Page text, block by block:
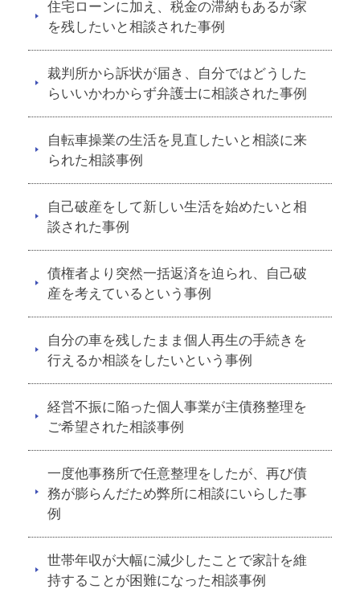
住宅ローンに加え、税金の滞納もあるが家
を残したいと相談された事例
裁判所から訴状が届き、自分ではどうした
らいいかわからず弁護士に相談された事例
自転車操業の生活を見直したいと相談に来
られた相談事例
自己破産をして新しい生活を始めたいと相
談された事例
債権者より突然一括返済を迫られ、自己破
産を考えているという事例
自分の車を残したまま個人再生の手続きを
行えるか相談をしたいという事例
経営不振に陥った個人事業が主債務整理を
ご希望された相談事例
一度他事務所で任意整理をしたが、再び債
務が膨らんだため弊所に相談にいらした事
例
世帯年収が大幅に減少したことで家計を維
持することが困難になった相談事例